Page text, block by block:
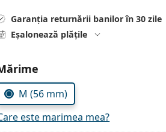
Garanția returnării banilor în 30 zile
Eșalonează plățile
parametrii
M (56 mm)
este marimea mea?